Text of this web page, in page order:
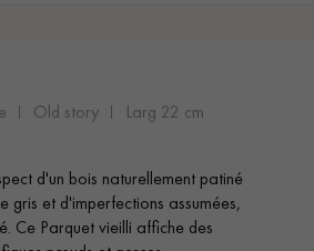
PARQUET EN CHÊNE
old story
larg 22 cm
d'un bois naturellement patiné
gris et d'imperfections assumées,
Ce Parquet vieilli affiche des